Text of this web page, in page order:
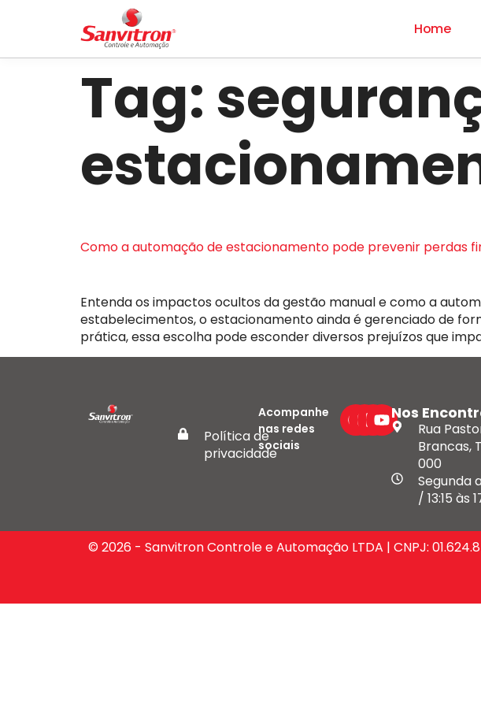
Home
Tag:
Como a automação de estacionamento pode prevenir perdas
Entenda os impactos ocultos da gestão manual e como a
estabelecimentos, o estacionamento ainda é gerenciado de
prática, essa escolha pode esconder diversos prejuízos que
Política de
privacidade
Acompanhe
nas redes
sociais
Nos
Rua
Brancas,
000
Segunda
/ 13:15 às
© 2026 - Sanvitron Controle e Automação LTDA | CNPJ: